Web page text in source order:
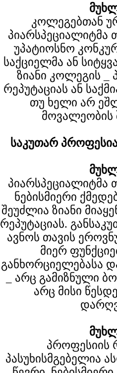
კოლეგებთან
პიარსპეციალიტმა
უპატიოსნო
საქციელმა ან
ზიანი კოლეგის _
რეპუტაციას ან
თუ ხელი არ
მოვალეობის
საკუთარ
პიარსპეციალიტმა
ნებისმიერი
შეუძლია ზიანი
რეპუტაციას.
ავნოს თავის
მიერ
განხორციელებასა
_ არც გამიზნული
არც მისი
პროფესიის
პასუხისმგებელია